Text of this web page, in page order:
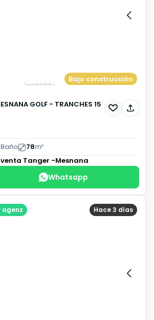
Bajo construcción
GOLF - TRANCHES 15
Baño 78m²
Tanger -Mesnana
Whatsapp
Hace 3 días
agenz